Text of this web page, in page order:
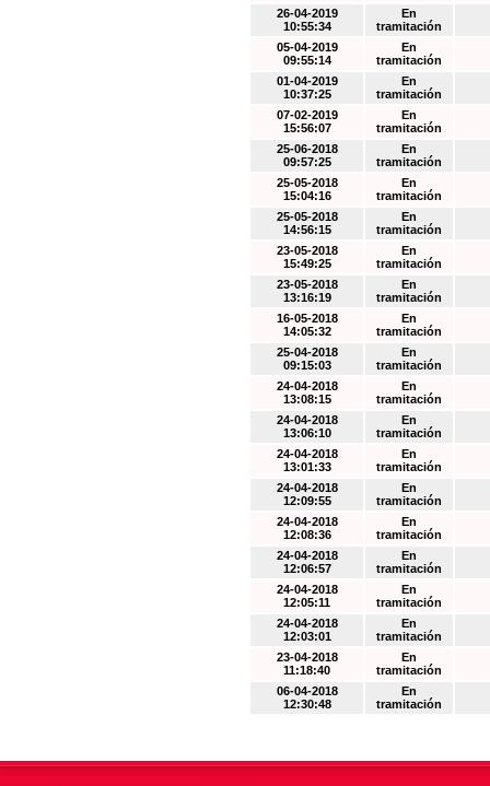
26-04-2019
10:55:34
En
tramitación
05-04-2019
09:55:14
En
tramitación
01-04-2019
10:37:25
En
tramitación
07-02-2019
15:56:07
En
tramitación
25-06-2018
09:57:25
En
tramitación
25-05-2018
15:04:16
En
tramitación
25-05-2018
14:56:15
En
tramitación
23-05-2018
15:49:25
En
tramitación
23-05-2018
13:16:19
En
tramitación
16-05-2018
14:05:32
En
tramitación
25-04-2018
09:15:03
En
tramitación
24-04-2018
13:08:15
En
tramitación
24-04-2018
13:06:10
En
tramitación
24-04-2018
13:01:33
En
tramitación
24-04-2018
12:09:55
En
tramitación
24-04-2018
12:08:36
En
tramitación
24-04-2018
12:06:57
En
tramitación
24-04-2018
12:05:11
En
tramitación
24-04-2018
12:03:01
En
tramitación
23-04-2018
11:18:40
En
tramitación
06-04-2018
12:30:48
En
tramitación